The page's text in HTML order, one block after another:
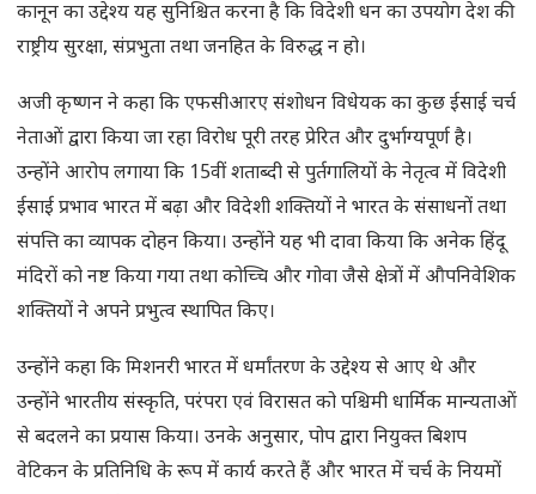
कानून का उद्देश्य यह सुनिश्चित करना है कि विदेशी धन का उपयोग देश की
राष्ट्रीय सुरक्षा, संप्रभुता तथा जनहित के विरुद्ध न हो।
अजी कृष्णन ने कहा कि एफसीआरए संशोधन विधेयक का कुछ ईसाई चर्च
नेताओं द्वारा किया जा रहा विरोध पूरी तरह प्रेरित और दुर्भाग्यपूर्ण है।
उन्होंने आरोप लगाया कि 15वीं शताब्दी से पुर्तगालियों के नेतृत्व में विदेशी
ईसाई प्रभाव भारत में बढ़ा और विदेशी शक्तियों ने भारत के संसाधनों तथा
संपत्ति का व्यापक दोहन किया। उन्होंने यह भी दावा किया कि अनेक हिंदू
मंदिरों को नष्ट किया गया तथा कोच्चि और गोवा जैसे क्षेत्रों में औपनिवेशिक
शक्तियों ने अपने प्रभुत्व स्थापित किए।
उन्होंने कहा कि मिशनरी भारत में धर्मांतरण के उद्देश्य से आए थे और
उन्होंने भारतीय संस्कृति, परंपरा एवं विरासत को पश्चिमी धार्मिक मान्यताओं
से बदलने का प्रयास किया। उनके अनुसार, पोप द्वारा नियुक्त बिशप
वेटिकन के प्रतिनिधि के रूप में कार्य करते हैं और भारत में चर्च के नियमों